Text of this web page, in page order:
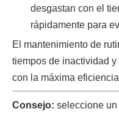
desgastan con el
rápidamente para
El mantenimiento de
tiempos de inactividad
con la máxima
Consejo: seleccione